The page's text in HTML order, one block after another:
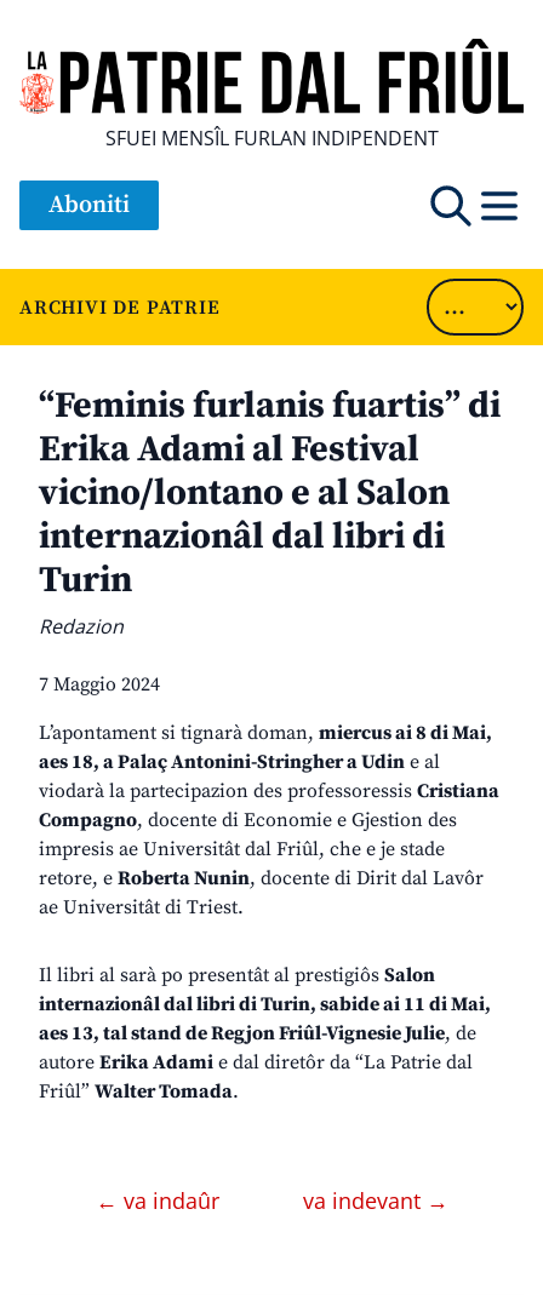
SFUEI MENSÎL FURLAN INDIPENDENT
Aboniti
ARCHIVI DE PATRIE
“Feminis furlanis fuartis” di
Erika Adami al Festival
vicino/lontano e al Salon
internazionâl dal libri di
Turin
Redazion
7 Maggio 2024
L’apontament si tignarà doman, miercus ai 8 di Mai,
aes 18, a Palaç Antonini-Stringher a Udin e al
viodarà la partecipazion des professoressis Cristiana
Compagno, docente di Economie e Gjestion des
impresis ae Universitât dal Friûl, che e je stade
retore, e Roberta Nunin, docente di Dirit dal Lavôr
ae Universitât di Triest.
Il libri al sarà po presentât al prestigiôs Salon
internazionâl dal libri di Turin, sabide ai 11 di Mai,
aes 13, tal stand de Regjon Friûl-Vignesie Julie, de
autore Erika Adami e dal diretôr da “La Patrie dal
Friûl” Walter Tomada.
← va indaûr va indevant →